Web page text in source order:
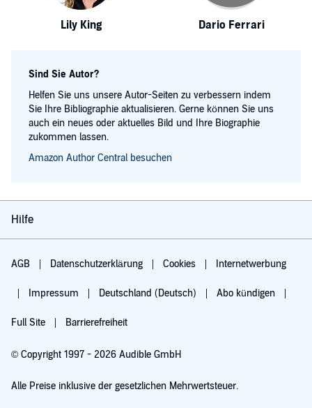
Lily King Dario Ferrari
Sind Sie Autor?
Helfen Sie uns unsere Autor-Seiten zu verbessern indem
Sie Ihre Bibliographie aktualisieren. Gerne können Sie uns
auch ein neues oder aktuelles Bild und Ihre Biographie
zukommen lassen.
Amazon Author Central besuchen
Hilfe
AGB Datenschutzerklärung Cookies Internetwerbung
Impressum Deutschland (Deutsch) Abo kündigen
Full Site Barrierefreiheit
© Copyright 1997 - 2026 Audible GmbH
Alle Preise inklusive der gesetzlichen Mehrwertsteuer.